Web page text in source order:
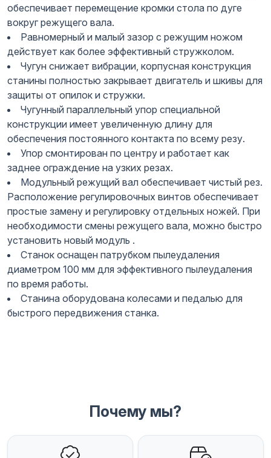
обеспечивает перемещение кромки стола по дуге
вокруг режущего вала.
Равномерный и малый зазор с режущим ножом
действует как более эффективный стружколом.
Чугун снижает вибрации, корпусная конструкция
станины полностью закрывает двигатель и шкивы для
защиты от опилок и стружки.
Чугунный параллельный упор специальной
конструкции имеет увеличенную длину для
обеспечения постоянного контакта по всему резу.
Упор смонтирован по центру и работает как
заднее ограждение на узких резах.
Модульный режущий вал обеспечивает чистый рез.
Расположение регулировочных винтов обеспечивает
простые замену и регулировку отдельных ножей. При
необходимости смены режущего вала, можно быстро
установить новый модуль .
Станок оснащен патрубком пылеудаления
диаметром 100 мм для эффективного пылеудаления
по время работы.
Станина оборудована колесами и педалью для
быстрого передвижения станка.
Почему мы?